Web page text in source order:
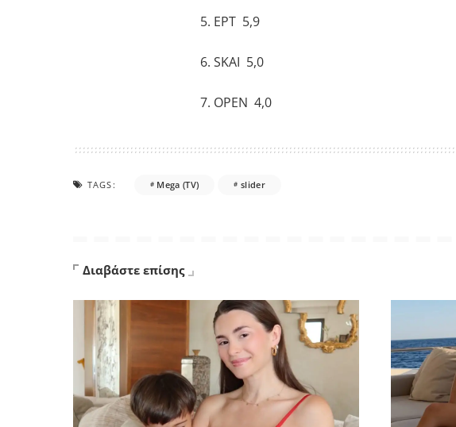
5. ΕΡΤ 5,9
6. SKAI 5,0
7. OPEN 4,0
TAGS: Mega (TV) slider
Διαβάστε επίσης